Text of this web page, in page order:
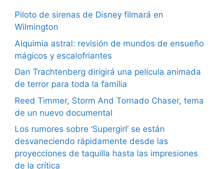
Piloto de sirenas de Disney filmará en
Wilmington
Alquimia astral: revisión de mundos de ensueño
mágicos y escalofriantes
Dan Trachtenberg dirigirá una película animada
de terror para toda la familia
Reed Timmer, Storm And Tornado Chaser, tema
de un nuevo documental
Los rumores sobre ‘Supergirl’ se están
desvaneciendo rápidamente desde las
proyecciones de taquilla hasta las impresiones
de la crítica